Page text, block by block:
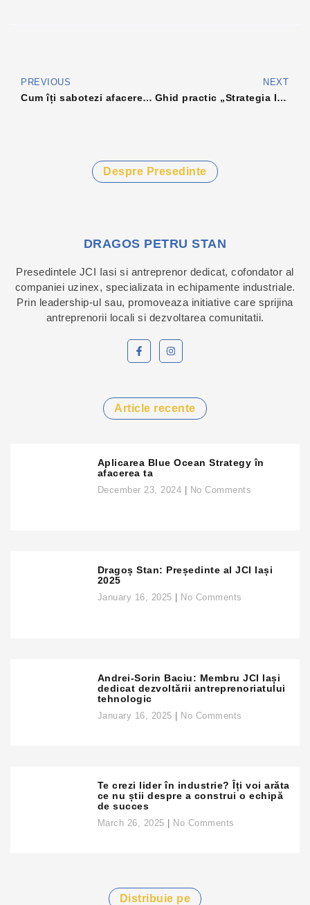
PREVIOUS
Cum îți sabotezi afacerea fără să-ți dai seama: Greșelile care costă milioane în industrie
NEXT
Ghid practic „Strategia Industrială a României 2024-2030: productivitate, decarbonizare și automatizare pentru IMM-uri
Despre Presedinte
DRAGOS PETRU STAN
Presedintele JCI Iasi si antreprenor dedicat, cofondator al
companiei uzinex, specializata in echipamente industriale.
Prin leadership-ul sau, promoveaza initiative care sprijina
antreprenorii locali si dezvoltarea comunitatii.
Article recente
Aplicarea Blue Ocean Strategy în
afacerea ta
December 23, 2024 No Comments
Dragoș Stan: Președinte al JCI Iași
2025
January 16, 2025 No Comments
Andrei-Sorin Baciu: Membru JCI Iași
dedicat dezvoltării antreprenoriatului
tehnologic
January 16, 2025 No Comments
Te crezi lider în industrie? Îți voi arăta
ce nu știi despre a construi o echipă
de succes
March 26, 2025 No Comments
Distribuie pe